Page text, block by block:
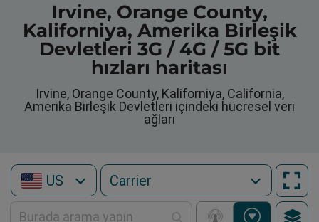
Irvine, Orange County,
Kaliforniya, Amerika Birleşik
Devletleri 3G / 4G / 5G bit
hızları haritası
Irvine, Orange County, Kaliforniya, California,
Amerika Birleşik Devletleri içindeki hücresel veri
ağları
US